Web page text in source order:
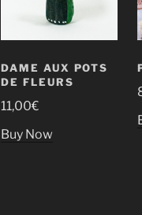
DAME AUX POTS
DE FLEURS
11,00€
Buy Now